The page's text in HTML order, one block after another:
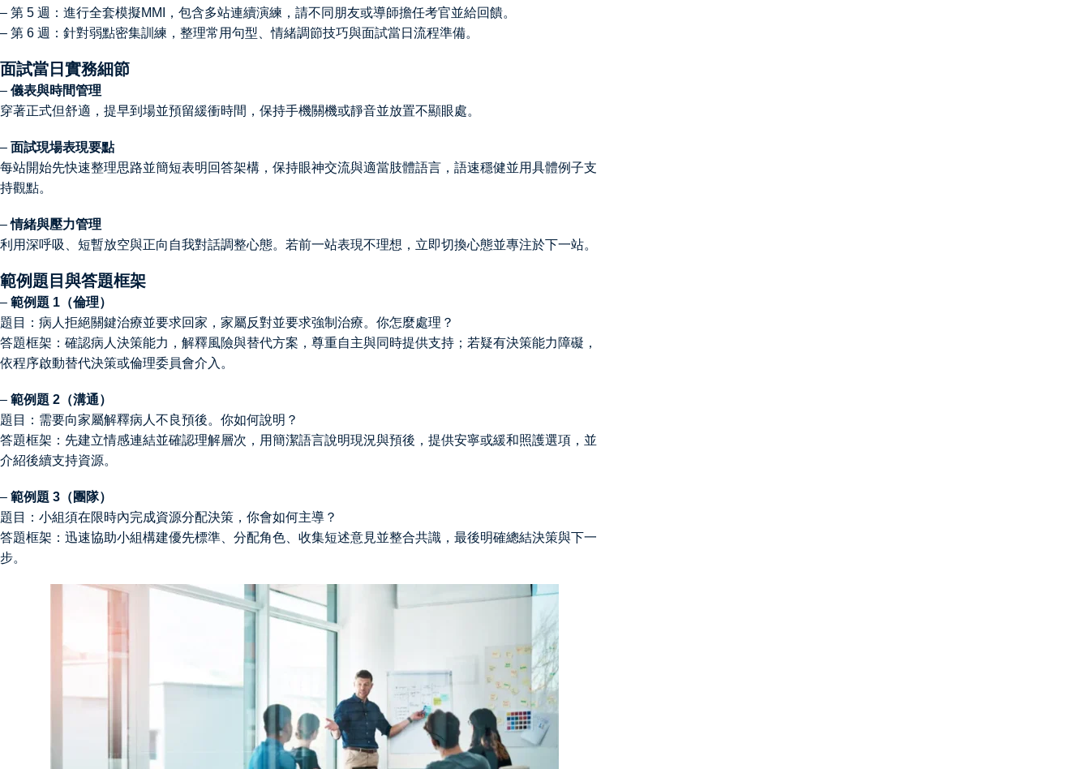
– 第 5 週：進行全套模擬MMI，包含多站連續演練，請不同朋友或導師擔任考官並給回饋。
– 第 6 週：針對弱點密集訓練，整理常用句型、情緒調節技巧與面試當日流程準備。
面試當日實務細節
– 儀表與時間管理
穿著正式但舒適，提早到場並預留緩衝時間，保持手機關機或靜音並放置不顯眼處。
– 面試現場表現要點
每站開始先快速整理思路並簡短表明回答架構，保持眼神交流與適當肢體語言，語速穩健並用具體例子支
持觀點。
–情緒與壓力管理
利用深呼吸、短暫放空與正向自我對話調整心態。若前一站表現不理想，立即切換心態並專注於下一站。
範例題目與答題框架
– 範例題 1（倫理）
題目：病人拒絕關鍵治療並要求回家，家屬反對並要求強制治療。你怎麼處理？
答題框架：確認病人決策能力，解釋風險與替代方案，尊重自主與同時提供支持；若疑有決策能力障礙，
依程序啟動替代決策或倫理委員會介入。
– 範例題 2（溝通）
題目：需要向家屬解釋病人不良預後。你如何說明？
答題框架：先建立情感連結並確認理解層次，用簡潔語言說明現況與預後，提供安寧或緩和照護選項，並
介紹後續支持資源。
– 範例題 3（團隊）
題目：小組須在限時內完成資源分配決策，你會如何主導？
答題框架：迅速協助小組構建優先標準、分配角色、收集短述意見並整合共識，最後明確總結決策與下一
步。